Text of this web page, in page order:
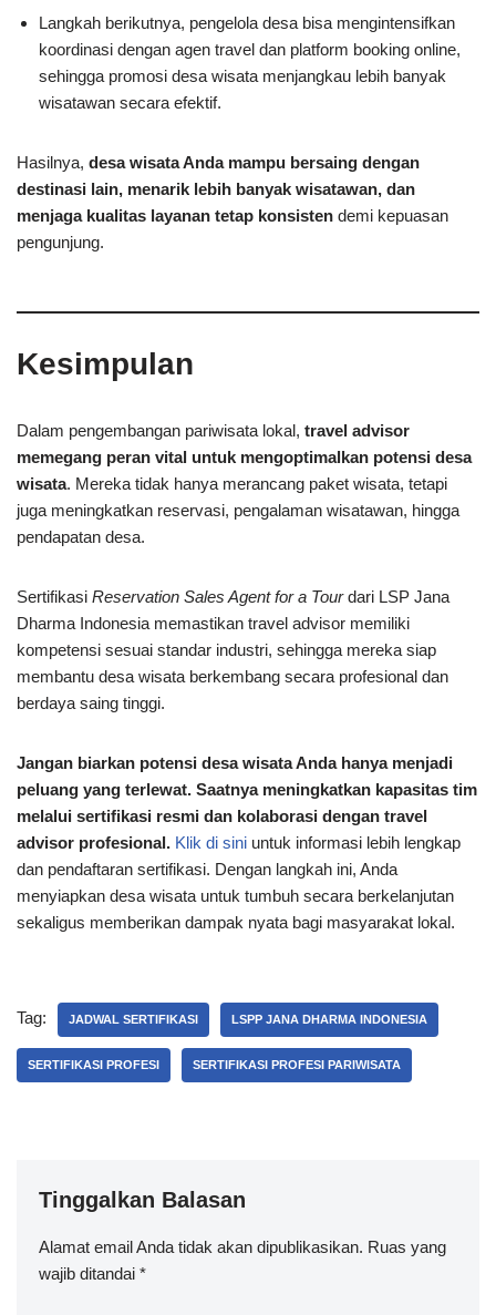
Langkah berikutnya, pengelola desa bisa mengintensifkan
koordinasi dengan agen travel dan platform booking online,
sehingga promosi desa wisata menjangkau lebih banyak
wisatawan secara efektif.
Hasilnya, desa wisata Anda mampu bersaing dengan
destinasi lain, menarik lebih banyak wisatawan, dan
menjaga kualitas layanan tetap konsisten demi kepuasan
pengunjung.
Kesimpulan
Dalam pengembangan pariwisata lokal, travel advisor
memegang peran vital untuk mengoptimalkan potensi desa
wisata. Mereka tidak hanya merancang paket wisata, tetapi
juga meningkatkan reservasi, pengalaman wisatawan, hingga
pendapatan desa.
Sertifikasi Reservation Sales Agent for a Tourdari LSP Jana
Dharma Indonesia memastikan travel advisor memiliki
kompetensi sesuai standar industri, sehingga mereka siap
membantu desa wisata berkembang secara profesional dan
berdaya saing tinggi.
Jangan biarkan potensi desa wisata Anda hanya menjadi
peluang yang terlewat. Saatnya meningkatkan kapasitas tim
melalui sertifikasi resmi dan kolaborasi dengan travel
advisor profesional. Klik di sini untuk informasi lebih lengkap
dan pendaftaran sertifikasi. Dengan langkah ini, Anda
menyiapkan desa wisata untuk tumbuh secara berkelanjutan
sekaligus memberikan dampak nyata bagi masyarakat lokal.
Tag: JADWAL SERTIFIKASI LSPP JANA DHARMA INDONESIA
SERTIFIKASI PROFESI SERTIFIKASI PROFESI PARIWISATA
Tinggalkan Balasan
Alamat email Anda tidak akan dipublikasikan. Ruas yang
wajib ditandai *